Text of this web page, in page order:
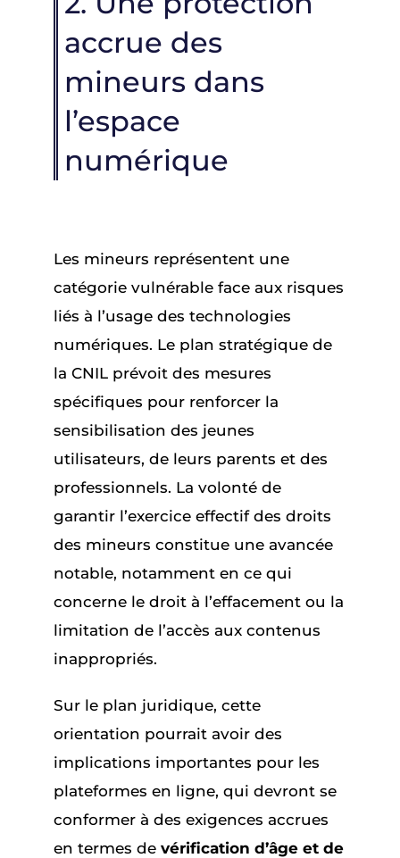
accrue des
mineurs dans
l’espace
numérique
Les mineurs représentent une
catégorie vulnérable face aux risques
liés à l’usage des technologies
numériques. Le plan stratégique de
la CNIL prévoit des mesures
spécifiques pour renforcer la
sensibilisation des jeunes
utilisateurs, de leurs parents et des
professionnels. La volonté de
garantir l’exercice effectif des droits
des mineurs constitue une avancée
notable, notamment en ce qui
concerne le droit à l’effacement ou la
limitation de l’accès aux contenus
inappropriés.
Sur le plan juridique, cette
orientation pourrait avoir des
implications importantes pour les
plateformes en ligne, qui devront se
conformer à des exigences accrues
en termes de vérification d’âge et de